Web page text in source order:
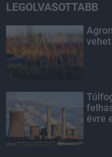
LEGOLVASOTTABB
évre